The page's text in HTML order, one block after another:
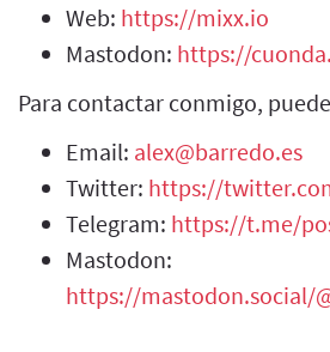
Web: https://mixx.io
Mastodon: https://
Para contactar conmigo,
Email: alex@barredo.es
Twitter: https://
Telegram: https://t.me/
Mastodon:
https://mastodon.social/